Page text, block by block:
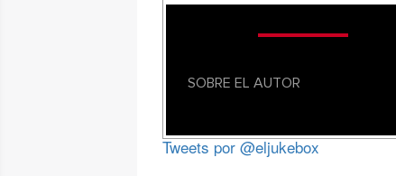
SOBRE EL AUTOR
Tweets por @eljukebox